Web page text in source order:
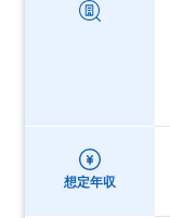
想定年収